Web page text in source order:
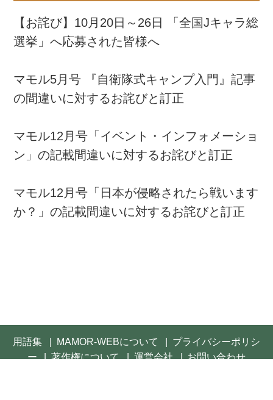
【お詫び】10月20日～26日 「全国Jキャラ総
選挙」へ応募された皆様へ
マモル5月号 『自衛隊式キャンプ入門』記事
の間違いに対するお詫びと訂正
マモル12月号「イベント・インフォメーショ
ン」の記載間違いに対するお詫びと訂正
マモル12月号「日本が侵略されたら戦います
か？」の記載間違いに対するお詫びと訂正
用語集 MAMOR-WEBについて
プライバシーポリシ
ー
著作権について 運営会社
お問い合わせ